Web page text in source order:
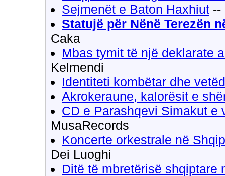
Sejmenët e Baton Haxhiut --
Statujë për Nënë Terezën
Caka
Mbas tymit të një deklarate
Kelmendi
Identiteti kombëtar dhe
Akrokeraune, kalorësit e
CD e Parashqevi Simakut e
MusaRecords
Koncerte orkestrale në
Dei Luoghi
Ditë të mbretërisë shqiptare